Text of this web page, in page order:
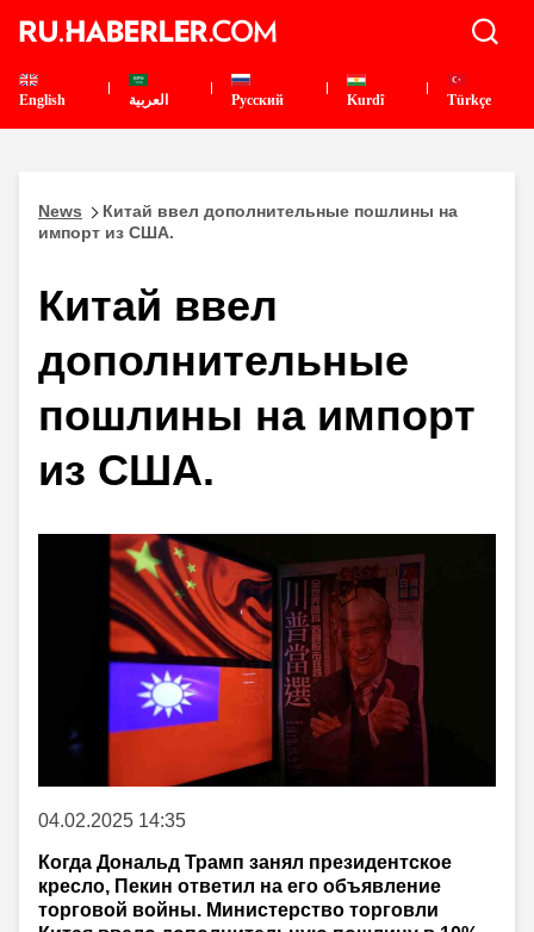
English العربية Pусский Kurdî Türkçe
News
Китай ввел дополнительные пошлины на
импорт из США.
Китай ввел
дополнительные
пошлины на импорт
из США.
04.02.2025 14:35
Когда Дональд Трамп занял президентское
кресло, Пекин ответил на его объявление
торговой войны. Министерство торговли